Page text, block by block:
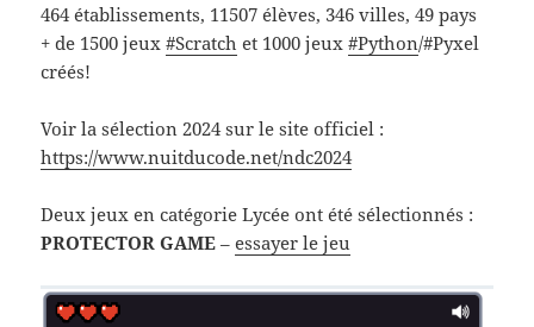
464 établissements, 11507 élèves, 346 villes, 49 pays
+ de 1500 jeux#Scratch et 1000 jeux#Python/#Pyxel
créés!
Voir la sélection 2024 sur le site officiel :
https://www.nuitducode.net/ndc2024
Deux jeux en catégorie Lycée ont été sélectionnés :
PROTECTOR GAME –essayer le jeu